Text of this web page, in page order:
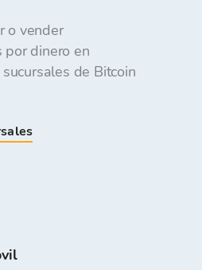
o vender
por dinero en
de Bitcoin